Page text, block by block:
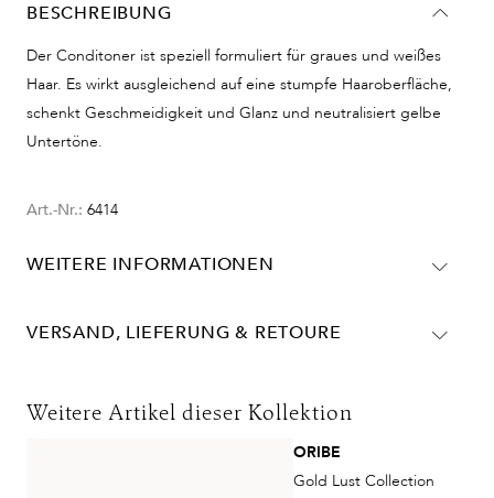
BESCHREIBUNG
Der Conditoner ist speziell formuliert für graues und weißes
Haar. Es wirkt ausgleichend auf eine stumpfe Haaroberfläche,
schenkt Geschmeidigkeit und Glanz und neutralisiert gelbe
Untertöne.
Art.-Nr.: 6414
WEITERE INFORMATIONEN
- Pflegt trockenes, alterndes Haar bis in die Tiefe
Gelbtöne
- Stellt die Elastizität und Flexibilität von strapaziertem
VERSAND, LIEFERUNG & RETOURE
DHL
Weitere Artikel dieser Kollektion
ORIBE
Gold Lust Collection